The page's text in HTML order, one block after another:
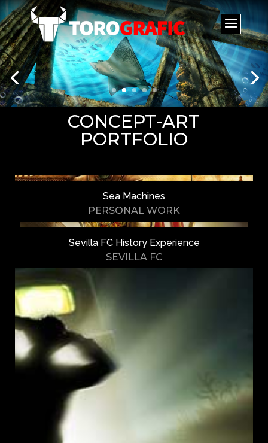
CONCEPT-ART
PORTFOLIO
Sea Machines
PERSONAL WORK
Sevilla FC History Experience
SEVILLA FC